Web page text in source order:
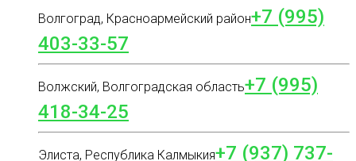
Волгоград, Красноармейский район+7 (995)
403-33-57
Волжский, Волгоградская область+7 (995)
418-34-25
Элиста, Республика Калмыкия+7 (937) 737-